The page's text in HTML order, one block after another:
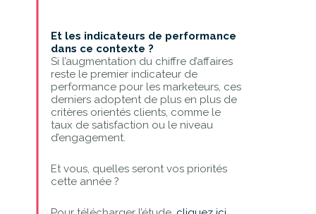
Et les indicateurs de performance
dans ce contexte ?
Si l’augmentation du chiffre d’affaires
reste le premier indicateur de
performance pour les marketeurs, ces
derniers adoptent de plus en plus de
critères orientés clients, comme le
taux de satisfaction ou le niveau
d’engagement.
Et vous, quelles seront vos priorités
cette année ?